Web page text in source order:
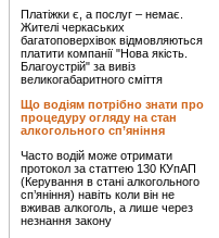
Платіжки є, а послуг – немає.
Жителі черкаських
багатоповерхівок відмовляються
платити компанії "Нова якість.
Благоустрій" за вивіз
великогабаритного сміття
Що водіям потрібно знати про
процедуру огляду на стан
алкогольного сп’яніння
Часто водій може отримати
протокол за статтею 130 КУпАП
(Керування в стані алкогольного
сп’яніння) навіть коли він не
вживав алкоголь, а лише через
незнання закону